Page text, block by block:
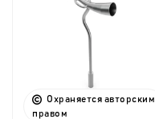
Охраняется авторским
правом